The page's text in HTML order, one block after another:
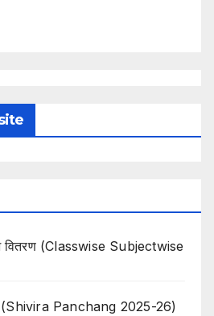
वितरण (Classwise Subjectwise
(Shivira Panchang 2025-26)